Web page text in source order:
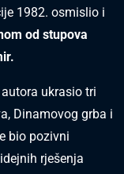
1982. osmislio i
od stupova
ukrasio tri
Dinamovog grba i
bio pozivni
rješenja